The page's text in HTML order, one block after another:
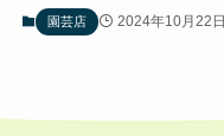
園芸店 2024年10月22日